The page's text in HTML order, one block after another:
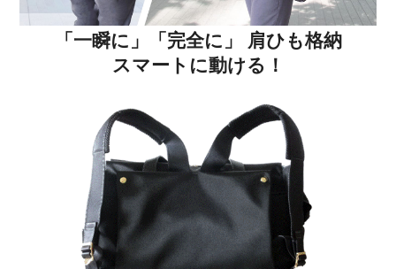
「一瞬に」「完全に」 肩ひも格納
スマートに動ける！